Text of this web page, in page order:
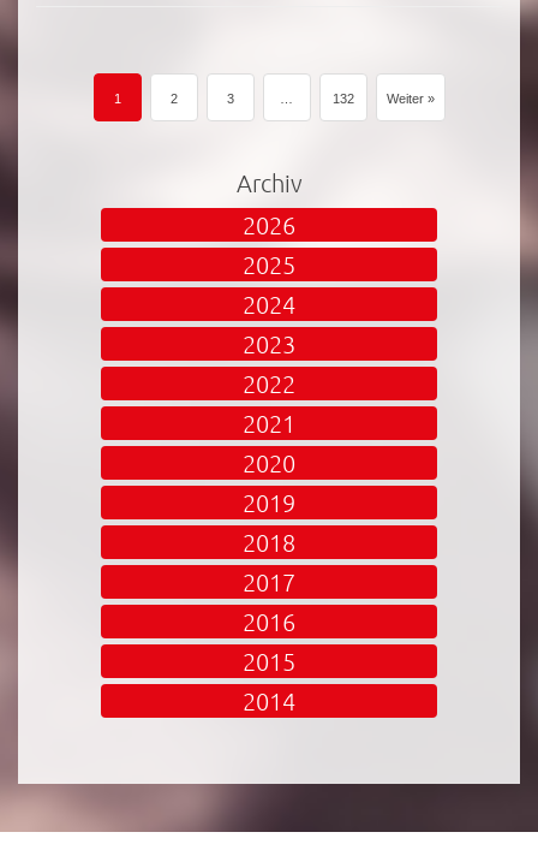
1 2 3 132 Weiter »
Archiv
2026
2025
2024
2023
2022
2021
2020
2019
2018
2017
2016
2015
2014